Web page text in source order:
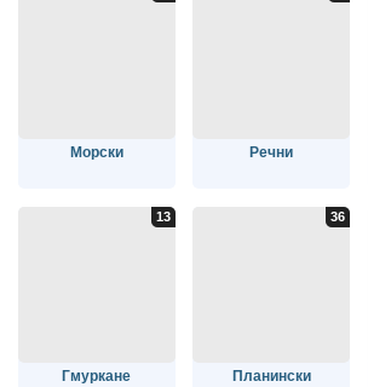
Морски Речни
Гмуркане Планински